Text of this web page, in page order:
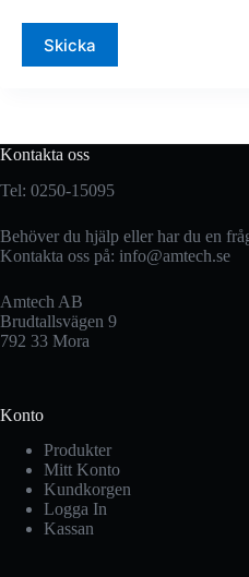
Skicka
Kontakta oss
Tel: 0250-15095
Behöver du hjälp eller har du en
Kontakta oss på: info@amtech.se
Amtech AB
Brudtallsvägen 9
792 33 Mora
Konto
Produkter
Mitt Konto
Kundkorgen
Logga In
Kassan